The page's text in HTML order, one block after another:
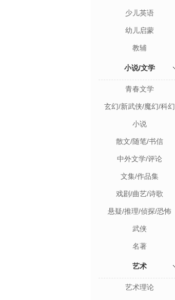
少儿英语
幼儿启蒙
教辅
小说/文学
青春文学
玄幻/新武侠/魔幻/科幻
小说
散文/随笔/书信
中外文学/评论
文集/作品集
戏剧/曲艺/诗歌
悬疑/推理/侦探/恐怖
武侠
名著
艺术
艺术理论